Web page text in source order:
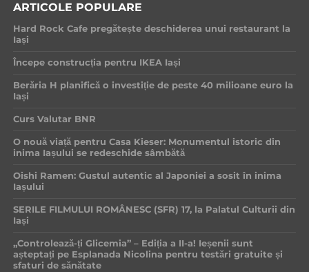
ARTICOLE POPULARE
Hard Rock Cafe pregătește deschiderea unui restaurant la
Iași
Începe construcția pentru IKEA Iași
Berăria H planifică o investiție de peste 40 milioane euro la
Iași
Curs Valutar BNR
O nouă viață pentru Casa Kieser: Monumentul istoric din
inima Iașului se redeschide sâmbătă
Oishi Ramen: Gustul autentic al Japoniei a sosit în inima
Iașului
SERILE FILMULUI ROMÂNESC (SFR) 17, la Palatul Culturii din
Iași
„Controlează-ți Glicemia” – Ediția a II-a! Ieșenii sunt
așteptați pe Esplanada Nicolina pentru testări gratuite și
sfaturi de sănătate